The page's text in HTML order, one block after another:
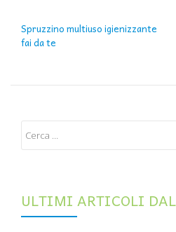
Spruzzino multiuso igienizzante
fai da te
ULTIMI ARTICOLI DAL